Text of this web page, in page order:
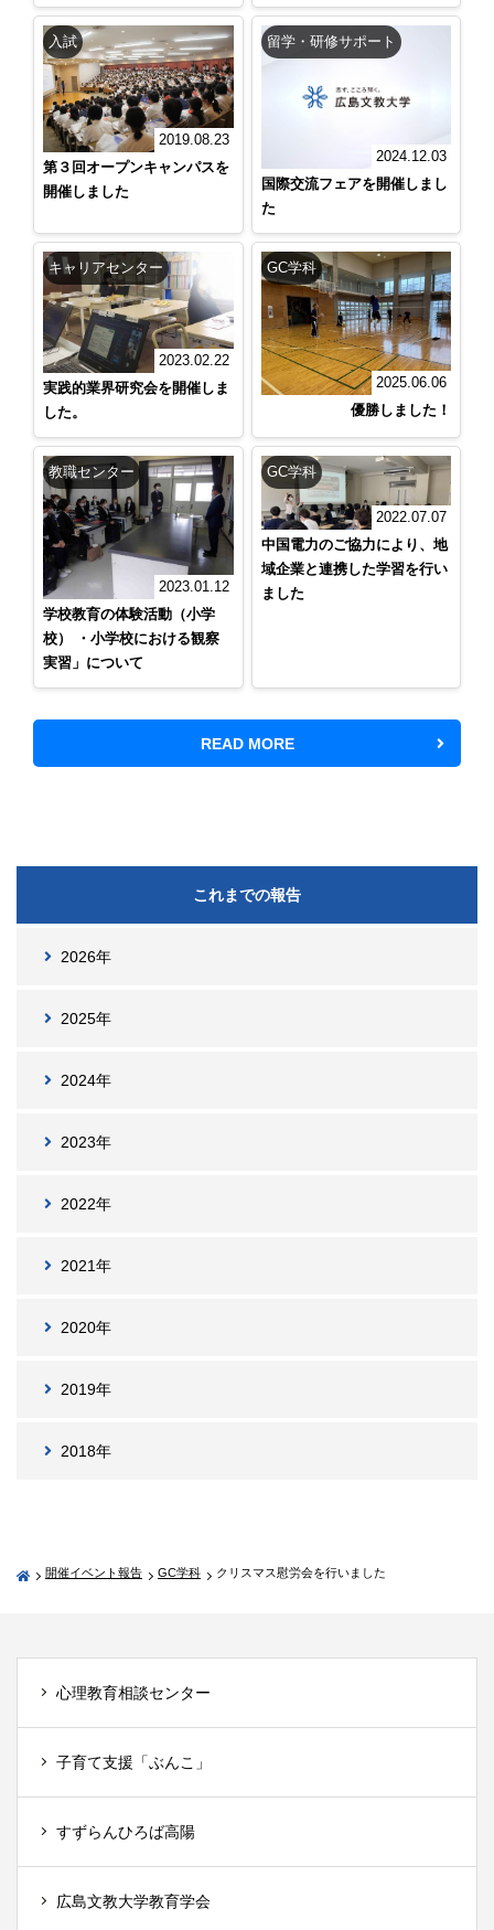
入試
2019.08.23
第３回オープンキャンパスを
開催しました
留学・研修サポート
2024.12.03
国際交流フェアを開催しまし
た
キャリアセンター
2023.02.22
実践的業界研究会を開催しま
した。
GC学科
2025.06.06
優勝しました！
教職センター
2023.01.12
学校教育の体験活動（小学
校） ・小学校における観察
実習」について
GC学科
2022.07.07
中国電力のご協力により、地
域企業と連携した学習を行い
ました
READ MORE
これまでの報告
2026年
2025年
2024年
2023年
2022年
2021年
2020年
2019年
2018年
開催イベント報告 GC学科 クリスマス慰労会を行いました
心理教育相談センター
子育て支援「ぶんこ」
すずらんひろば高陽
広島文教大学教育学会